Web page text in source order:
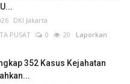
DKI Jakarta
PUSAT
0 20 Laporkan
352 Kasus Kejahatan